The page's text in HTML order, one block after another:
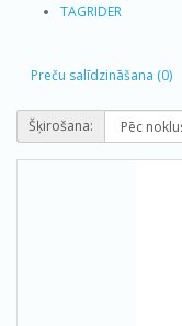
TAGRIDER
Preču salīdzināšana (0)
Šķirošana: